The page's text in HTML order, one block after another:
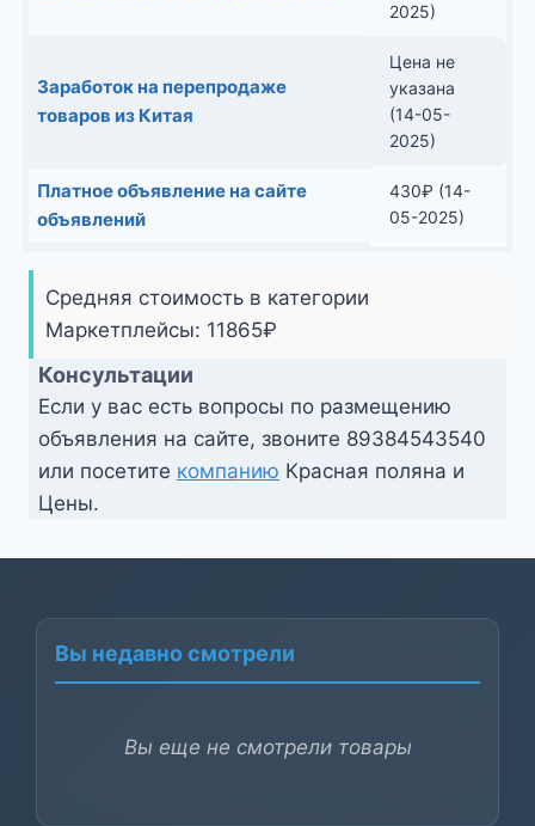
2025)
Заработок на перепродаже
товаров из Китая
Цена не
указана
(14-05-
2025)
Платное объявление на сайте
объявлений
430₽ (14-
05-2025)
Средняя стоимость в категории
Маркетплейсы: 11865₽
Консультации
Если у вас есть вопросы по размещению
объявления на сайте, звоните 89384543540
или посетите компанию Красная поляна и
Цены.
Вы недавно смотрели
Вы еще не смотрели товары